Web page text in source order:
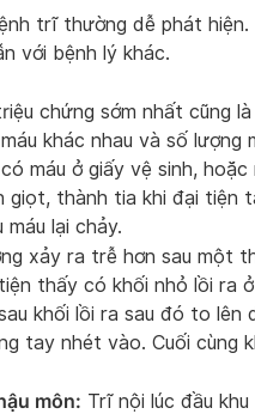
trĩ thường dễ phát
với bệnh lý khác.
chứng sớm nhất cũng
khác nhau và số lượng
máu ở giấy vệ sinh,
giọt, thành tia khi đại tiện
máu lại chảy.
xảy ra trễ hơn sau một
thấy có khối nhỏ lồi ra
khối lồi ra sau đó to
tay nhét vào. Cuối cùng
môn: Trĩ nội lúc đầu